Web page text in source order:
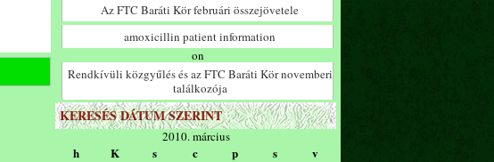
Az FTC Baráti Kör februári összejövetele
amoxicillin patient information
on
Rendkívüli közgyűlés és az FTC Baráti Kör novemberi
találkozója
KERESÉS DÁTUM SZERINT
2010. március
h K s c p s v